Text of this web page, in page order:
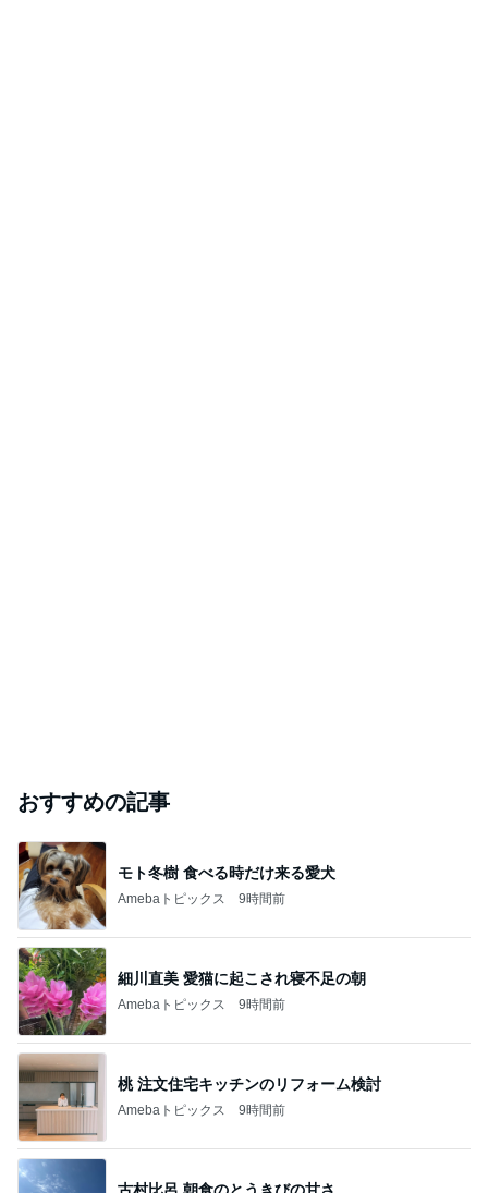
おすすめの記事
モト冬樹 食べる時だけ来る愛犬
Amebaトピックス 9時間前
細川直美 愛猫に起こされ寝不足の朝
Amebaトピックス 9時間前
桃 注文住宅キッチンのリフォーム検討
Amebaトピックス 9時間前
古村比呂 朝食のとうきびの甘さ